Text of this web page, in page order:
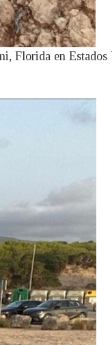
Florida en